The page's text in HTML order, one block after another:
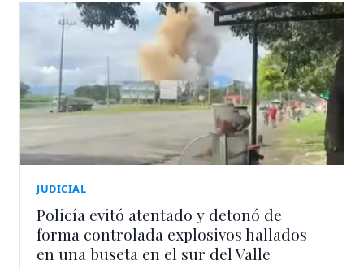
JUDICIAL
Policía evitó atentado y detonó de
forma controlada explosivos hallados
en una buseta en el sur del Valle